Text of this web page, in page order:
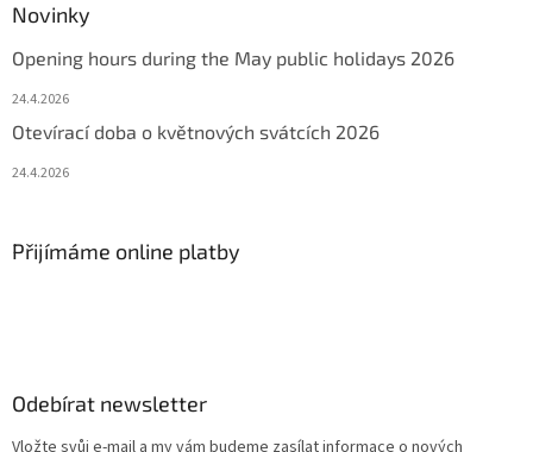
Novinky
Opening hours during the May public holidays 2026
24.4.2026
Otevírací doba o květnových svátcích 2026
24.4.2026
Přijímáme online platby
Odebírat newsletter